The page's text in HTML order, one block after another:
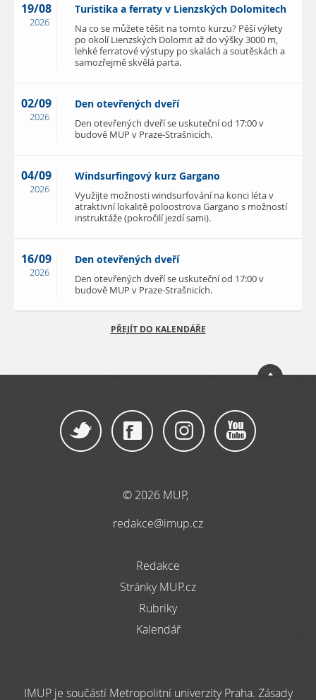
19/08
2026
Turistika a ferraty v Lienzských Dolomitech
Na co se můžete těšit na tomto kurzu? Pěší výlety
po okolí Lienzských Dolomit až do výšky 3000 m,
lehké ferratové výstupy po skalách a soutěskách a
samozřejmě skvělá parta.
02/09
2026
Den otevřených dveří
Den otevřených dveří se uskuteční od 17:00 v
budově MUP v Praze-Strašnicích.
04/09
2026
Windsurfingový kurz Gargano
Využijte možnosti windsurfování na konci léta v
atraktivní lokalitě poloostrova Gargano s možností
instruktáže (pokročilí jezdí sami).
16/09
2026
Den otevřených dveří
Den otevřených dveří se uskuteční od 17:00 v
budově MUP v Praze-Strašnicích.
PŘEJÍT DO KALENDÁŘE
© 2026 MUP,
redakce@imup.cz
Redakce
Stránky MUP.cz
Rubriky
Kalendář
IMUP je součástí Metropolitní univerzity Praha. Zásady